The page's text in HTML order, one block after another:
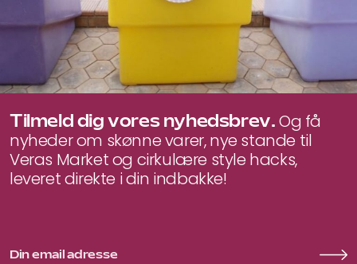
Tilmeld dig vores nyhedsbrev.Og få
nyheder om skønne varer, nye stande til
Veras Market og cirkulære style hacks,
leveret direkte i din indbakke!